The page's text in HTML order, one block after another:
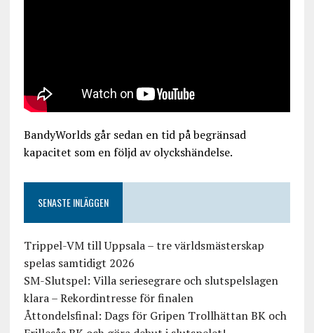
BandyWorlds går sedan en tid på begränsad
kapacitet som en följd av olyckshändelse.
SENASTE INLÄGGEN
Trippel-VM till Uppsala – tre världsmästerskap
spelas samtidigt 2026
SM-Slutspel: Villa seriesegrare och slutspelslagen
klara – Rekordintresse för finalen
Åttondelsfinal: Dags för Gripen Trollhättan BK och